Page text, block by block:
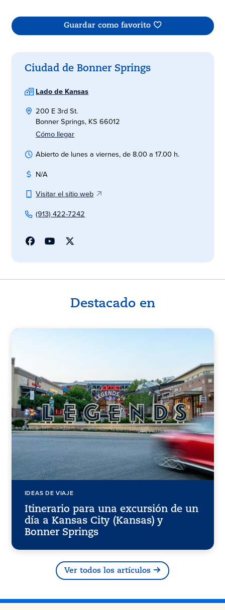
Guardar como favorito
Ciudad de Bonner Springs
Lado de Kansas
200 E 3rd St.
Bonner Springs, KS 66012
Cómo llegar
Abierto de lunes a viernes, de 8.00 a 17.00 h.
N/A
Visitar el sitio web
(913) 422-7242
Destacado en
IDEAS DE VIAJE
Itinerario para una excursión de un
día a Kansas City (Kansas) y
Bonner Springs
Ver todos los artículos